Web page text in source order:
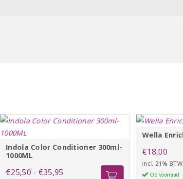
Indola Color Conditioner 300ml-
1000ML
€25,50 - €35,95
Wella
€18,00
incl. 21% BTW
Op voorraad